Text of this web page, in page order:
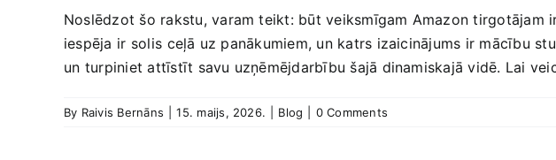
Noslēdzot​ šo rakstu, varam teikt: būt veiksmīgam Amazon‍ tirgotājam
‌iespēja ir⁣ solis ⁢ceļā uz panākumiem, un katrs izaicinājums ir mācību
un⁢ turpiniet attīstīt savu uzņēmējdarbību šajā dinamiskajā vidē. Lai
By Raivis Bernāns 15. maijs, 2026. Blog 0 Comments